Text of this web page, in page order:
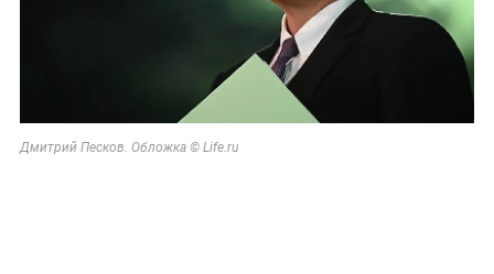
Дмитрий Песков. Обложка © Life.ru